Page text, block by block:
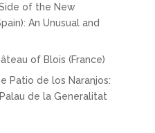
of the New
An Unusual and
of Blois (France)
Patio de los Naranjos:
de la Generalitat